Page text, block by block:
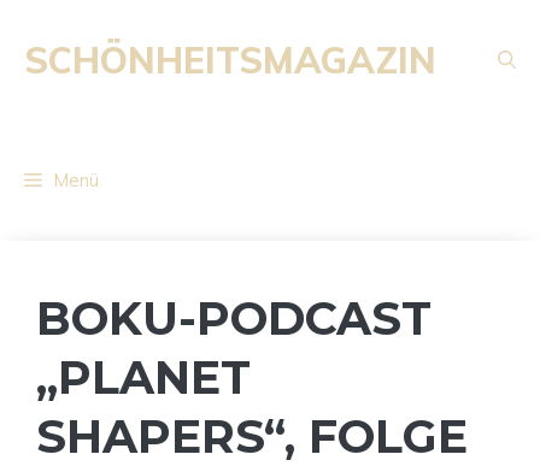
Inhalt
springen
SCHÖNHEITSMAGAZIN
Menü
BOKU-PODCAST
„PLANET
SHAPERS“, FOLGE